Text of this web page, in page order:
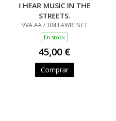
I HEAR MUSIC IN THE
STREETS.
VVA.AA / TIM LAWRENCE
En stock
45,00 €
Comprar